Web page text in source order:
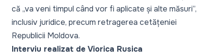
că „va veni timpul când vor fi aplicate și alte măsuri”,
inclusiv juridice, precum retragerea cetățeniei
Republicii Moldova.
Interviu realizat de Viorica Rusica